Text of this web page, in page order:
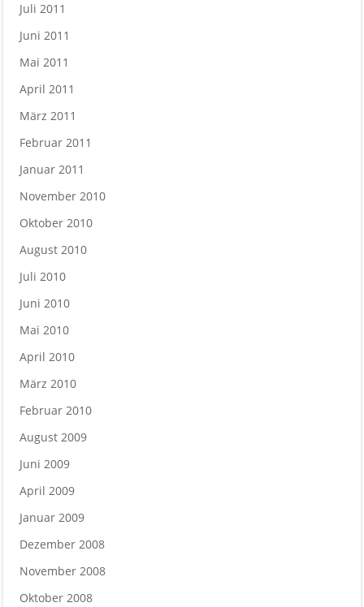
Juli 2011
Juni 2011
Mai 2011
April 2011
März 2011
Februar 2011
Januar 2011
November 2010
Oktober 2010
August 2010
Juli 2010
Juni 2010
Mai 2010
April 2010
März 2010
Februar 2010
August 2009
Juni 2009
April 2009
Januar 2009
Dezember 2008
November 2008
Oktober 2008